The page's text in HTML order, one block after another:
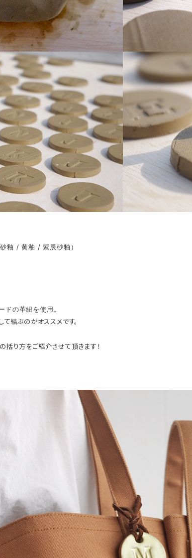
釉 / 黄釉 / 紫辰砂釉）
ドの革紐を使用。
て結ぶのがオススメです。
括り方をご紹介させて頂きます！